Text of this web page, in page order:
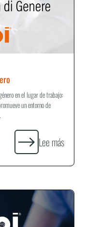
en el lugar de trabajo:
un entorno de
Lee más